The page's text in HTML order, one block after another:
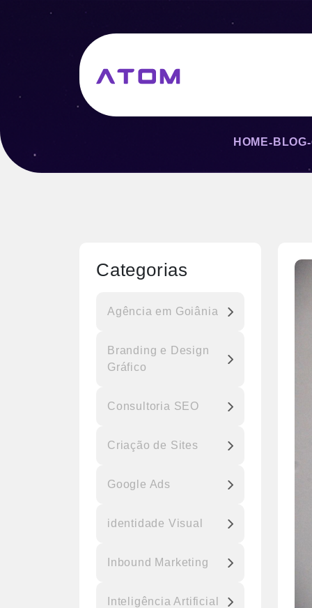
HOME- BLOG-
Categorias
Agência em Goiânia
Branding e Design
Gráfico
Consultoria SEO
Criação de Sites
Google Ads
identidade Visual
Inbound Marketing
Inteligência Artificial